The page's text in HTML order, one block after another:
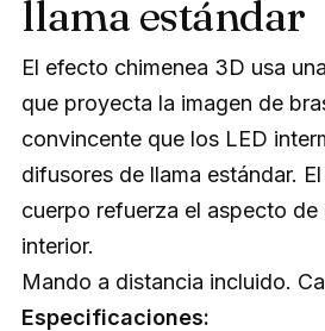
llama estándar
El efecto chimenea 3D usa
que proyecta la imagen de
convincente que los LED
difusores de llama estándar.
cuerpo refuerza el aspecto de
interior.
Mando a distancia incluido.
Especificaciones: